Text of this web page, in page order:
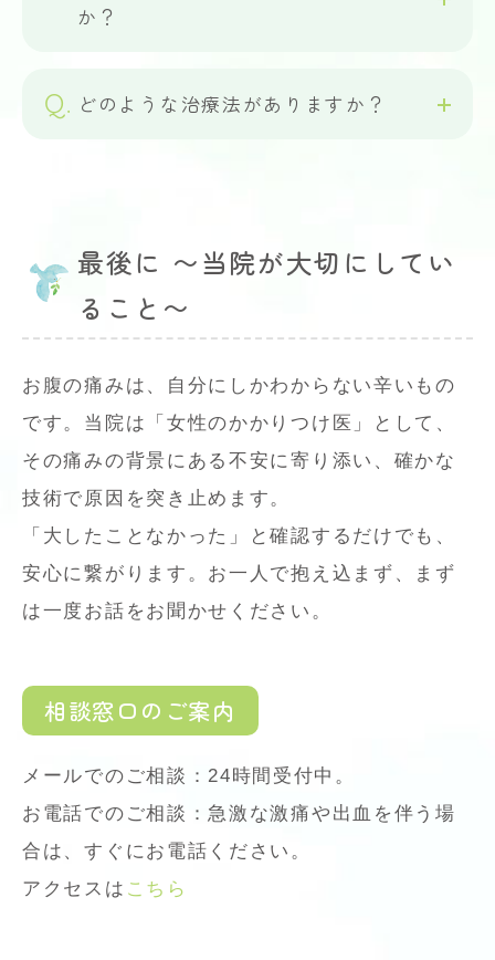
か？
どのような治療法がありますか？
最後に 〜当院が大切にしてい
ること〜
お腹の痛みは、自分にしかわからない辛いもの
です。当院は「女性のかかりつけ医」として、
その痛みの背景にある不安に寄り添い、確かな
技術で原因を突き止めます。
「大したことなかった」と確認するだけでも、
安心に繋がります。お一人で抱え込まず、まず
は一度お話をお聞かせください。
相談窓口のご案内
メールでのご相談：24時間受付中。
お電話でのご相談：急激な激痛や出血を伴う場
合は、すぐにお電話ください。
アクセスは こちら